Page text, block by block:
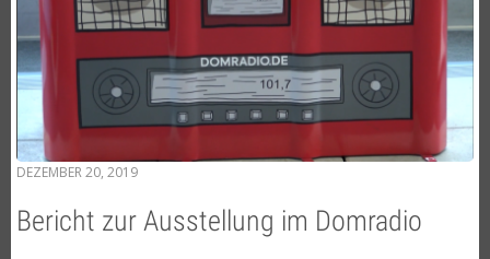
DEZEMBER 20, 2019
Bericht zur Ausstellung im Domradio